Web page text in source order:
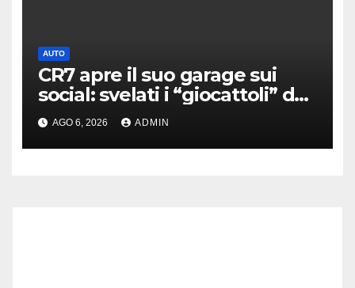
AUTO
CR7 apre il suo garage sui
social: svelati i “giocattoli” da
oltre 40 milioni
AGO 6, 2026 ADMIN